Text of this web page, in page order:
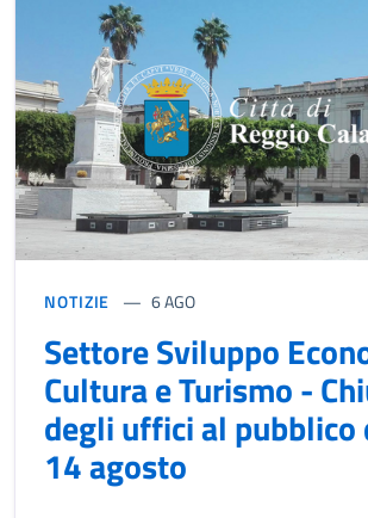
NOTIZIE 6 AGO
Settore Sviluppo
Cultura e Turismo -
degli uffici al pubblico
14 agosto